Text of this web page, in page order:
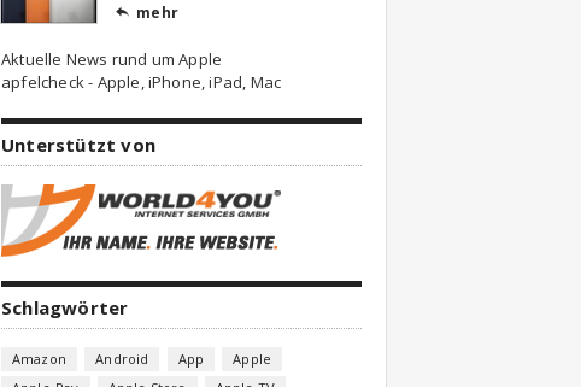
 mehr
Aktuelle News rund um Apple
apfelcheck - Apple, iPhone, iPad, Mac
Unterstützt von
Schlagwörter
Amazon Android App
Apple